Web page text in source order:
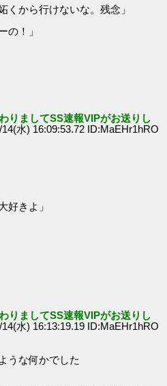
くから行けないな。残念」
の！」
りましてSS速報VIPがお送りし
水) 16:09:53.72 ID:MaEHr1hRO
きよ」
りましてSS速報VIPがお送りし
水) 16:13:19.19 ID:MaEHr1hRO
うな何かでした